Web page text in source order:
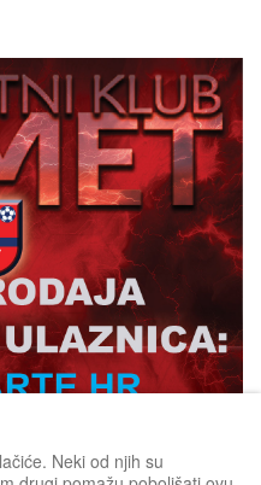
Neki od njih su